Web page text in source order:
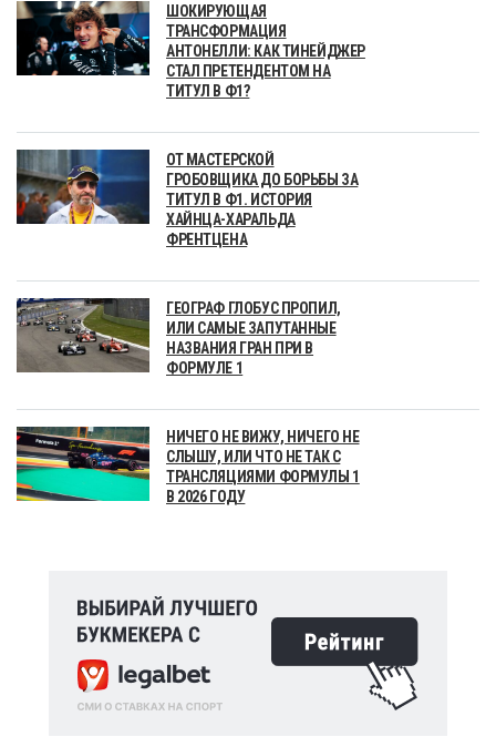
ШОКИРУЮЩАЯ
ТРАНСФОРМАЦИЯ
АНТОНЕЛЛИ: КАК ТИНЕЙДЖЕР
СТАЛ ПРЕТЕНДЕНТОМ НА
ТИТУЛ В Ф1?
ОТ МАСТЕРСКОЙ
ГРОБОВЩИКА ДО БОРЬБЫ ЗА
ТИТУЛ В Ф1. ИСТОРИЯ
ХАЙНЦА-ХАРАЛЬДА
ФРЕНТЦЕНА
ГЕОГРАФ ГЛОБУС ПРОПИЛ,
ИЛИ САМЫЕ ЗАПУТАННЫЕ
НАЗВАНИЯ ГРАН ПРИ В
ФОРМУЛЕ 1
НИЧЕГО НЕ ВИЖУ, НИЧЕГО НЕ
СЛЫШУ, ИЛИ ЧТО НЕ ТАК С
ТРАНСЛЯЦИЯМИ ФОРМУЛЫ 1
В 2026 ГОДУ